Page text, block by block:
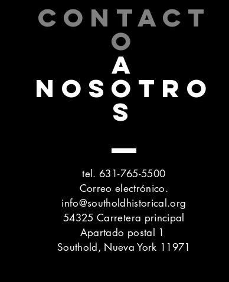
CONTACT
O
A
NOSOTRO
S
tel. 631-765-5500
Correo electrónico.
info@southoldhistorical.org
54325 Carretera principal
Apartado postal 1
Southold, Nueva York 11971